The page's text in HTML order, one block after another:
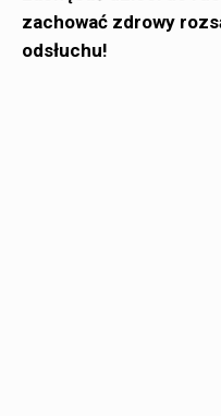
zachować zdrowy
odsłuchu!